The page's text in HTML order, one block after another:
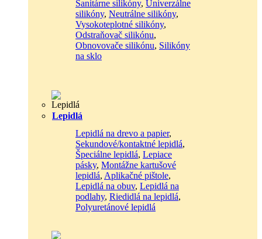
Sanitárne silikóny, Univerzálne
silikóny, Neutrálne silikóny,
Vysokoteplotné silikóny,
Odstraňovač silikónu,
Obnovovače silikónu, Silikóny
na sklo
Lepidlá
Lepidlá na drevo a papier,
Sekundové/kontaktné lepidlá,
Špeciálne lepidlá, Lepiace
pásky, Montážne kartušové
lepidlá, Aplikačné pištole,
Lepidlá na obuv, Lepidlá na
podlahy, Riedidlá na lepidlá,
Polyuretánové lepidlá